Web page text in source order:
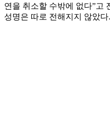
연을 취소할 수밖에 없다”고
성명은 따로 전해지지 않았다.